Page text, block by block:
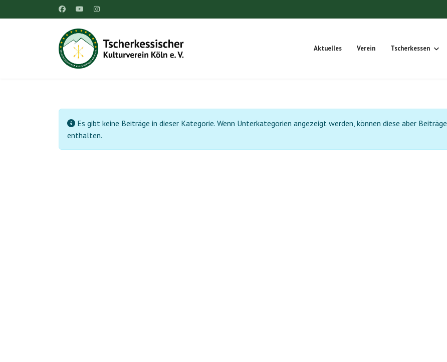
Aktuelles Verein Tscherkessen
Information
Es gibt keine Beiträge in dieser Kategorie. Wenn Unterkategorien angezeigt werden, können diese aber Beiträge
enthalten.